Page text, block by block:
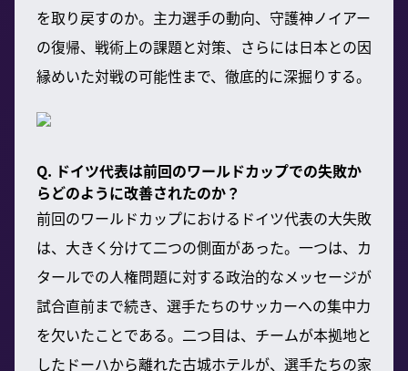
を取り戻すのか。主力選手の動向、守護神ノイアー
の復帰、戦術上の課題と対策、さらには日本との因
縁めいた対戦の可能性まで、徹底的に深掘りする。
Q. ドイツ代表は前回のワールドカップでの失敗か
らどのように改善されたのか？
前回のワールドカップにおけるドイツ代表の大失敗
は、大きく分けて二つの側面があった。一つは、カ
タールでの人権問題に対する政治的なメッセージが
試合直前まで続き、選手たちのサッカーへの集中力
を欠いたことである。二つ目は、チームが本拠地と
したドーハから離れた古城ホテルが、選手たちの家